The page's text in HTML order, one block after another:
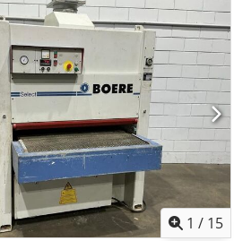
1 / 15